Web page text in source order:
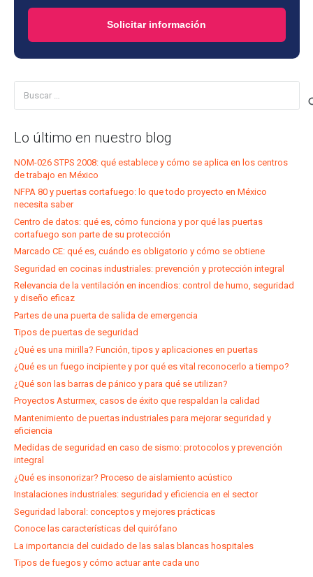
Solicitar información
Lo último en nuestro blog
NOM-026 STPS 2008: qué establece y cómo se aplica en los centros
de trabajo en México
NFPA 80 y puertas cortafuego: lo que todo proyecto en México
necesita saber
Centro de datos: qué es, cómo funciona y por qué las puertas
cortafuego son parte de su protección
Marcado CE: qué es, cuándo es obligatorio y cómo se obtiene
Seguridad en cocinas industriales: prevención y protección integral
Relevancia de la ventilación en incendios: control de humo, seguridad
y diseño eficaz
Partes de una puerta de salida de emergencia
Tipos de puertas de seguridad
¿Qué es una mirilla? Función, tipos y aplicaciones en puertas
¿Qué es un fuego incipiente y por qué es vital reconocerlo a tiempo?
¿Qué son las barras de pánico y para qué se utilizan?
Proyectos Asturmex, casos de éxito que respaldan la calidad
Mantenimiento de puertas industriales para mejorar seguridad y
eficiencia
Medidas de seguridad en caso de sismo: protocolos y prevención
integral
¿Qué es insonorizar? Proceso de aislamiento acústico
Instalaciones industriales: seguridad y eficiencia en el sector
Seguridad laboral: conceptos y mejores prácticas
Conoce las características del quirófano
La importancia del cuidado de las salas blancas hospitales
Tipos de fuegos y cómo actuar ante cada uno